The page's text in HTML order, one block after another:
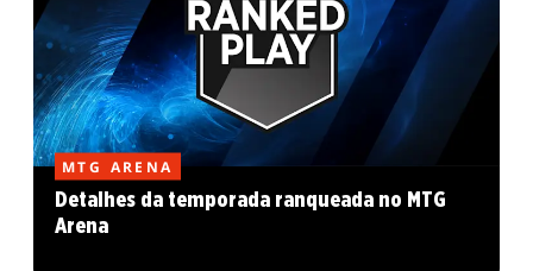
MTG ARENA
Detalhes da temporada ranqueada no MTG
Arena